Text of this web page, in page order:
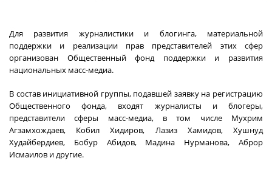
Для развития журналистики и блогинга, материальной
поддержки и реализации прав представителей этих сфер
организован Общественный фонд поддержки и развития
национальных масс-медиа.
В состав инициативной группы, подавшей заявку на регистрацию
Общественного фонда, входят журналисты и блогеры,
представители сферы масс-медиа, в том числе Мухрим
Агзамхождаев, Кобил Хидиров, Лазиз Хамидов, Хушнуд
Худайбердиев, Бобур Абидов, Мадина Нурманова, Аброр
Исмаилов и другие.